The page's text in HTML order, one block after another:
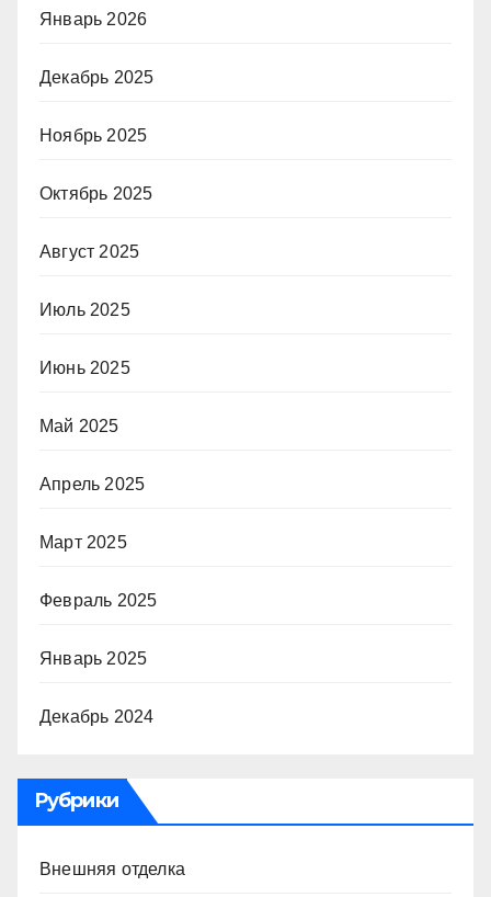
Январь 2026
Декабрь 2025
Ноябрь 2025
Октябрь 2025
Август 2025
Июль 2025
Июнь 2025
Май 2025
Апрель 2025
Март 2025
Февраль 2025
Январь 2025
Декабрь 2024
Рубрики
Внешняя отделка